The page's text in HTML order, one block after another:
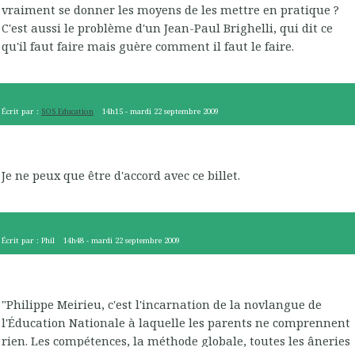
vraiment se donner les moyens de les mettre en pratique ?
C'est aussi le problème d'un Jean-Paul Brighelli, qui dit ce
qu'il faut faire mais guère comment il faut le faire.
Écrit par : SOS Education 14h15 -mardi 22 septembre 2009
Je ne peux que être d'accord avec ce billet.
Écrit par : Phil 14h48 -mardi 22 septembre 2009
"Philippe Meirieu, c'est l'incarnation de la novlangue de
l'Éducation Nationale à laquelle les parents ne comprennent
rien. Les compétences, la méthode globale, toutes les âneries